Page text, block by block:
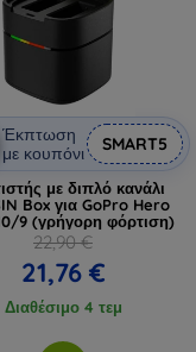
Έκπτωση
με κουπόνι
SMART5
με διπλό κανάλι
Box για GoPro Hero
9 (γρήγορη φόρτιση)
22,90 €
21,76 €
Διαθέσιμο 4 τεμ